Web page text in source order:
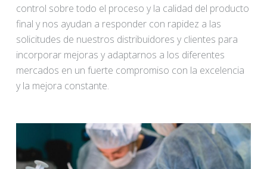
control sobre todo el proceso y la calidad del producto
final y nos ayudan a responder con rapidez a las
solicitudes de nuestros distribuidores y clientes para
incorporar mejoras y adaptarnos a los diferentes
mercados en un fuerte compromiso con la excelencia
y la mejora constante.